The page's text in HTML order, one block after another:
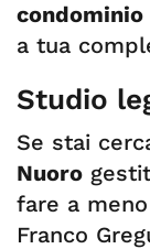
a tua
Studio
Se stai
Nuoro
fare a
Franco